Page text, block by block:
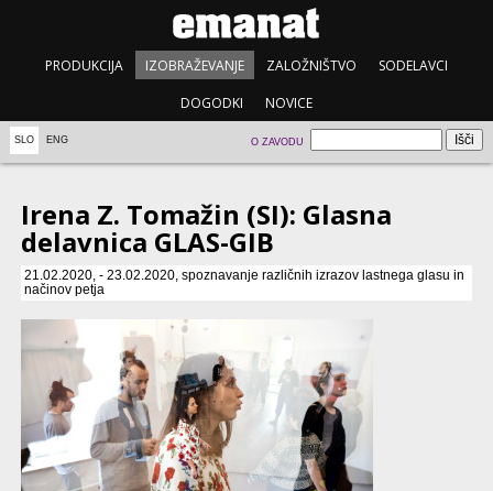
PRODUKCIJA IZOBRAŽEVANJE ZALOŽNIŠTVO SODELAVCI
DOGODKI NOVICE
SLO ENG O ZAVODU
Irena Z. Tomažin (SI): Glasna
delavnica GLAS-GIB
21.02.2020, - 23.02.2020, spoznavanje različnih izrazov lastnega glasu in
načinov petja